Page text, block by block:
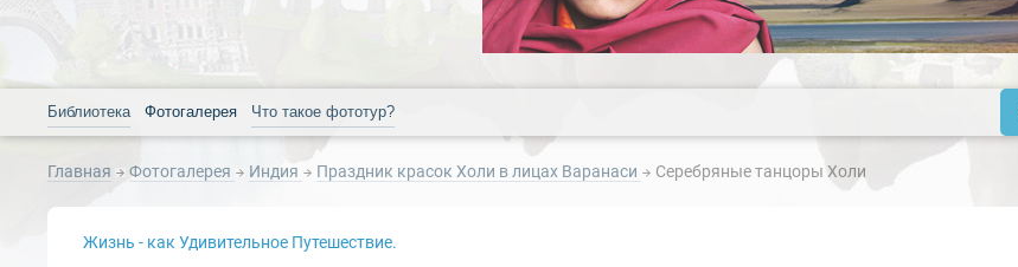
Библиотека Фотогалерея Что такое фототур?
Главная Фотогалерея Индия Праздник красок Холи в лицах Варанаси Серебряные танцоры Холи
Жизнь - как Удивительное Путешествие.